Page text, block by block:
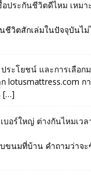
ประกันชีวิตดีไหม เหมา
ชีวิตสักเล่มในปัจจุบันไม่
ระโยชน์ และการเลือก
lotusmattress.com ก
[…]
บอร์ใหญ่ ต่างกันไหมเว
ขนมที่บ้าน คำถามว่าจะ